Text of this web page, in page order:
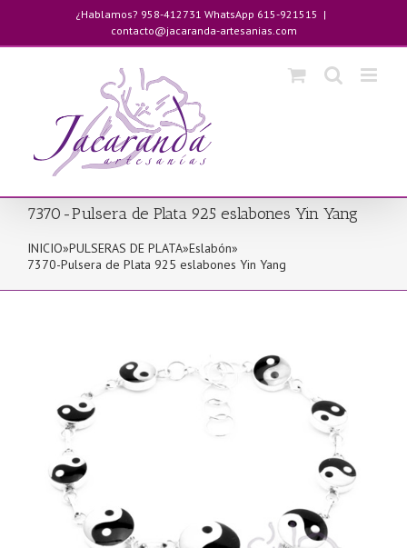
contenido
¿Hablamos? 958-412731 WhatsApp 615-921515 |
contacto@jacaranda-artesanias.com
7370-Pulsera de Plata 925 eslabones Yin Yang
INICIO»PULSERAS DE PLATA»Eslabón»
7370-Pulsera de Plata 925 eslabones Yin Yang